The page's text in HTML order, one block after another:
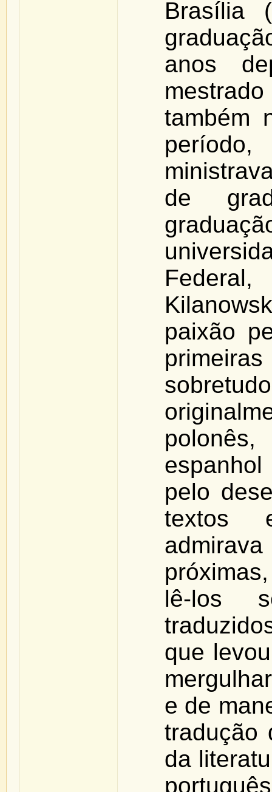
Brasília
anos
também
de
paixão
pelo
textos
lê-los
que
e de
tradução
da